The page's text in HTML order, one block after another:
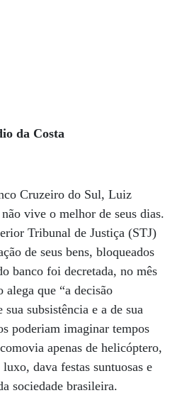
da Costa
Cruzeiro do Sul, Luiz
vive o melhor de seus dias.
Tribunal de Justiça (STJ)
de seus bens, bloqueados
banco foi decretada, no mês
alega que “a decisão
subsistência e a de sua
poderiam imaginar tempos
apenas de helicóptero,
dava festas suntuosas e
sociedade brasileira.